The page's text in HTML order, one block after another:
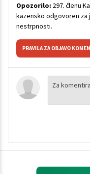
Opozorilo: 297. členu
kazensko odgovoren za
nestrpnosti.
PRAVILA ZA OBJAVO